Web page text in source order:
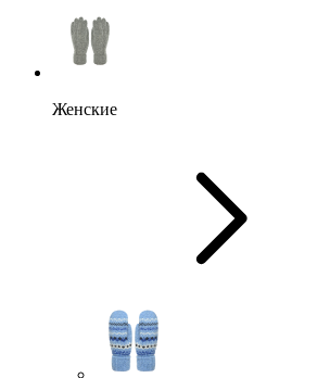
Женские